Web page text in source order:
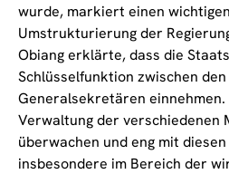
wurde, markiert einen
Umstrukturierung der
Obiang erklärte, dass die
Schlüsselfunktion zwischen
Generalsekretären einnehmen.
Verwaltung der verschiedenen
überwachen und eng mit
insbesondere im Bereich der